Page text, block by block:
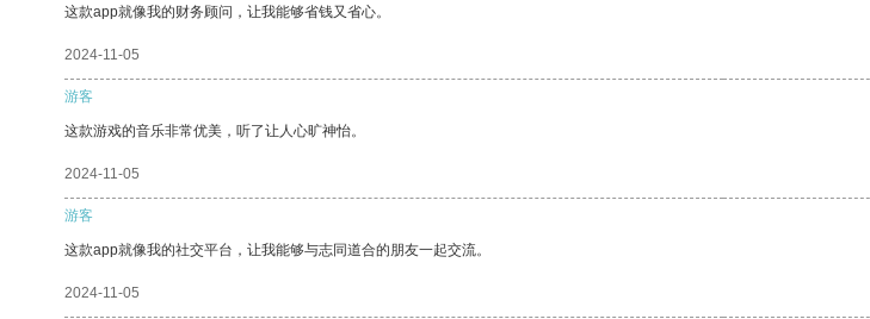
这款app就像我的财务顾问，让我能够省钱又省心。
2024-11-05
游客
这款游戏的音乐非常优美，听了让人心旷神怡。
2024-11-05
游客
这款app就像我的社交平台，让我能够与志同道合的朋友一起交流。
2024-11-05